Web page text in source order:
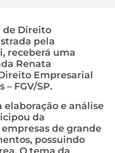
de Direito
pela
receberá uma
Renata
Empresarial
FGV/SP.
elaboração e análise
da
de grande
possuindo